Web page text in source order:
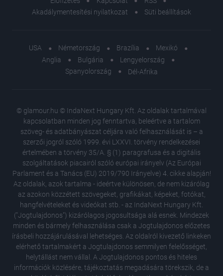
Akadálymentesítési nyilatkozat
Süti beállítások
USA Németország Brazília
Mexikó
Anglia
Bulgária
Lengyelország
Spanyolország
Dél-Afrika
© glamour.hu © IndaNext Hungary Kft. Az oldalak tartalmával
kapcsolatban minden jog fenntartva, beleértve a tartalom
szöveg- és adatbányászat céljára való felhasználását is – a
szerzői jogról szóló 1999. évi LXXVI. törvény rendelkezései
értelmében a törvény 35/A. § (1) paragrafusa és a digitális
szolgáltatások piacairól szóló európai irányelv (Az Európai
Parlament és a Tanács (EU) 2019/790 Irányelve) 4. cikke alapján!
Az oldalak, azok tartalma - ideértve különösen, de nem kizárólag
az azokon közzétett szövegeket, grafikákat, képeket, fotókat,
hangfelvételeket és videókat stb. - az IndaNext Hungary Kft.
("Jogtulajdonos") kizárólagos jogosultsága alá esnek. Mindezek
minden és bármely felhasználása csak a Jogtulajdonos előzetes
írásbeli hozzájárulásával lehetséges. Az oldalról kivezető linkeken
elérhető tartalmakért a Jogtulajdonos semmilyen felelősséget,
helytállást nem vállal. A Jogtulajdonos pontos és hiteles
információk közlésére, tájékoztatás megadására törekszik, de a